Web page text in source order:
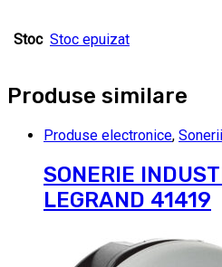
Stoc Stoc epuizat
Produse similare
Produse electronice, Sonerii
SONERIE
LEGRAND 41419